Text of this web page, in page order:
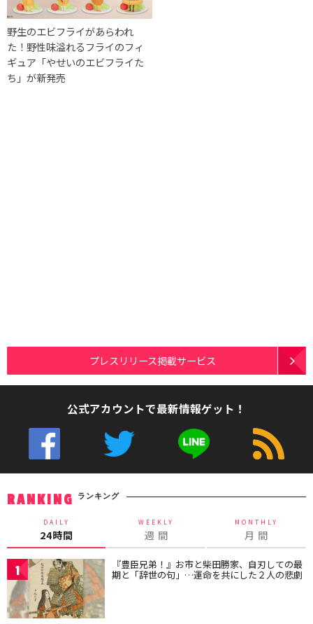
‪‎野生のエビフライがあらわれ
た‬！野性味溢れるフライのフィ
ギュア「やせいのエビフライた
ち」が新発売
プレスリリース掲載サービス
公式アカウントで最新情報ゲット！
RANKING ランキング
DAILY
24時間
WEEKLY
週 間
MONTHLY
月 間
1 『豊臣兄弟！』お市と柴田勝家、自刃しての最
期と「辞世の句」…運命を共にした２人の悲劇